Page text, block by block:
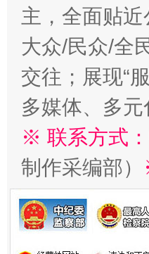
主，全面贴
大众/民众/全
交往；展现“
多媒体、多
※ 联系方式：
制作采编部）